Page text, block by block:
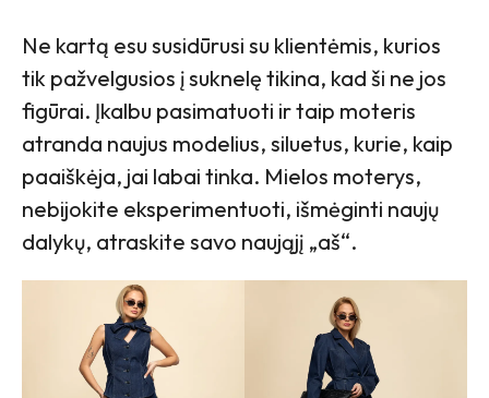
Ne kartą esu susidūrusi su klientėmis, kurios
tik pažvelgusios į suknelę tikina, kad ši ne jos
figūrai. Įkalbu pasimatuoti ir taip moteris
atranda naujus modelius, siluetus, kurie, kaip
paaiškėja, jai labai tinka. Mielos moterys,
nebijokite eksperimentuoti, išmėginti naujų
dalykų, atraskite savo naująjį „aš“.